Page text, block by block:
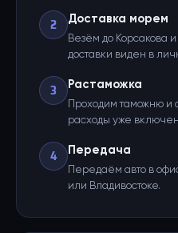
2 Доставка морем
Везём до Корсакова
доставки виден в
3 Растаможка
Проходим таможню
расходы уже
4 Передача
Передаём авто в
или Владивостоке.